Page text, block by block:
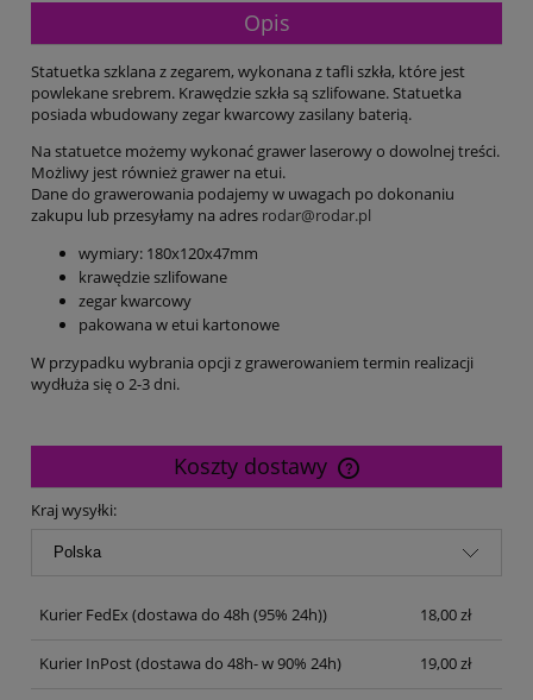
Opis
Statuetka szklana z zegarem, wykonana z tafli szkła, które jest
powlekane srebrem. Krawędzie szkła są szlifowane. Statuetka
posiada wbudowany zegar kwarcowy zasilany baterią.
Na statuetce możemy wykonać grawer laserowy o dowolnej treści.
Możliwy jest również grawer na etui.
Dane do grawerowania podajemy w uwagach po dokonaniu
zakupu lub przesyłamy na adres rodar@rodar.pl
wymiary: 180x120x47mm
krawędzie szlifowane
zegar kwarcowy
pakowana w etui kartonowe
W przypadku wybrania opcji z grawerowaniem termin realizacji
wydłuża się o 2-3 dni.
Koszty dostawy
Cena nie zawiera ewentualnych kosztów płatności
Kraj wysyłki:
Kurier FedEx(dostawa do 48h (95% 24h)) 18,00 zł
Kurier InPost(dostawa do 48h- w 90% 24h) 19,00 zł